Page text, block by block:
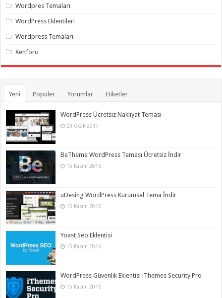
Wordpres Temaları
WordPress Eklentileri
Wordpress Temaları
Xenforo
Yeni Popüler Yorumlar Etiketler
WordPress Ücretsiz Nakliyat Teması
23 Ocak 2017
BeTheme WordPress Teması Ücretsiz İndir
15 Kasım 2016
uDesing WordPress Kurumsal Tema İndir
15 Kasım 2016
Yoast Seo Eklentisi
15 Kasım 2016
WordPress Güvenlik Eklentisi iThemes Security Pro
15 Kasım 2016